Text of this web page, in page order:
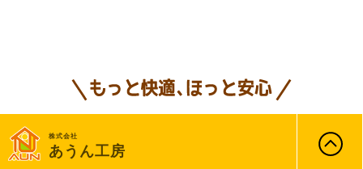
株式会社
あうん工房